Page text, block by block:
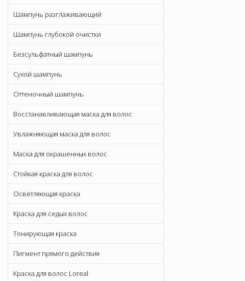
Шампунь разглаживающий
Шампунь глубокой очистки
Безсульфатный шампунь
Сухой шампунь
Оттеночный шампунь
Восстанавливающая маска для волос
Увлажняющая маска для волос
Маска для окрашенных волос
Стойкая краска для волос
Осветляющая краска
Краска для седых волос
Тонирующая краска
Пигмент прямого действия
Краска для волос Loreal